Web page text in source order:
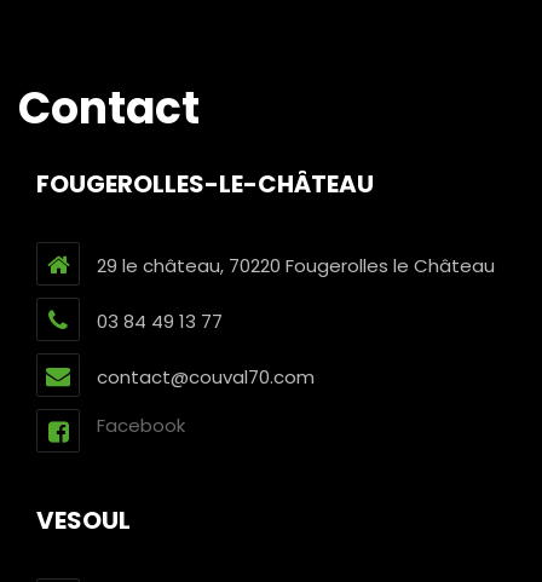
Contact
FOUGEROLLES-LE-CHÂTEAU
29 le château, 70220 Fougerolles le Château
03 84 49 13 77
contact@couval70.com
Facebook
VESOUL